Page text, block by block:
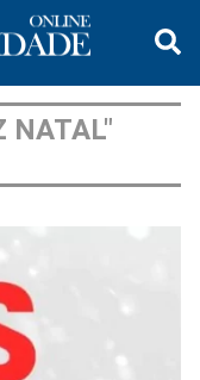
NATAL"